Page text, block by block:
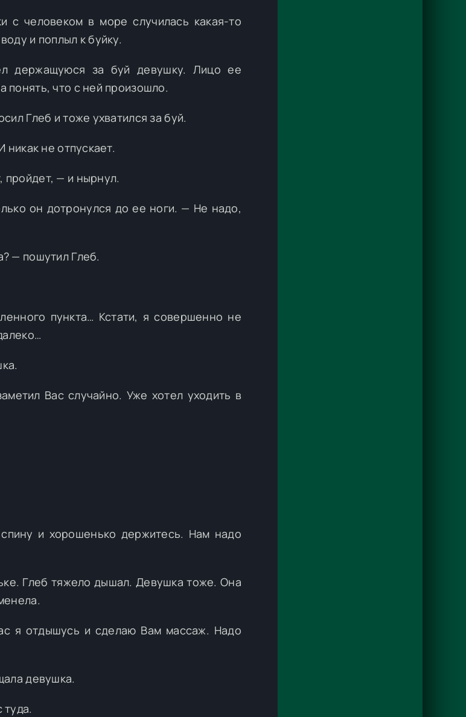
с человеком в море случилась какая-то
и поплыл к буйку.
держащуюся за буй девушку. Лицо ее
понять, что с ней произошло.
Глеб и тоже ухватился за буй.
не отпускает.
— и нырнул.
он дотронулся до ее ноги. — Не надо,
— пошутил Глеб.
пункта… Кстати, я совершенно не
Вас случайно. Уже хотел уходить в
и хорошенько держитесь. Нам надо
Глеб тяжело дышал. Девушка тоже. Она
я отдышусь и сделаю Вам массаж. Надо
девушка.